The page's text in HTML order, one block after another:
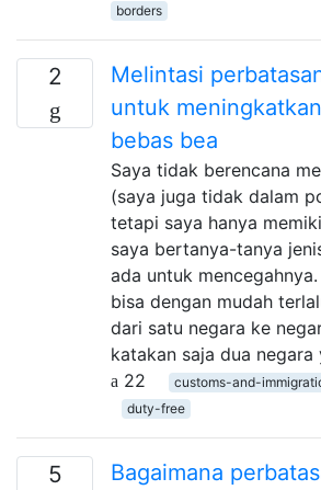
borders
2
Melintasi
untuk
bebas bea
Saya tidak berencana
(saya juga tidak dalam
tetapi saya hanya
saya bertanya-tanya
ada untuk
bisa dengan mudah
dari satu negara ke
katakan saja dua
22
customs-and-
duty-free
5
Bagaimana